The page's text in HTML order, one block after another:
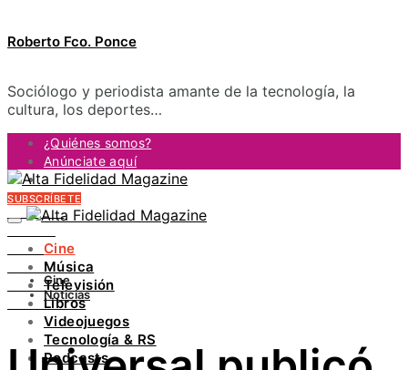
Roberto Fco. Ponce
Sociólogo y periodista amante de la tecnología, la
cultura, los deportes…
¿Quiénes somos?
Anúnciate aquí
Contacto
FACEBOOK
INSTAGRAM
PINTEREST
YOUTUBE
LINKEDIN
SUBSCRÍBETE
Cine
Música
Televisión
Libros
Videojuegos
Tecnología & RS
Podcasts
Cine
Noticias